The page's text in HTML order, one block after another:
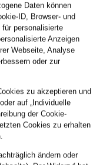
DAY
STANLEY
Kühltasche THE
DAY JULIENNE
Volumen: 18,9 l
Daten können
ID, Browser- und
personalisierte
Anzeigen
Webseite, Analyse
oder zur
zu akzeptieren und
auf „Individuelle
der Cookie-
Cookies zu erhalten
ändern oder